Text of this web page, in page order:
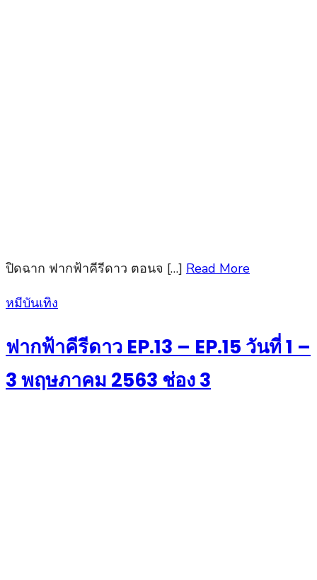
ปิดฉาก ฟากฟ้าคีรีดาว ตอนจ […] Read More
Posted
หมีบันเทิง
ฟากฟ้าคีรีดาว EP.13 – EP.15 วันที่ 1 –
3 พฤษภาคม 2563 ช่อง 3